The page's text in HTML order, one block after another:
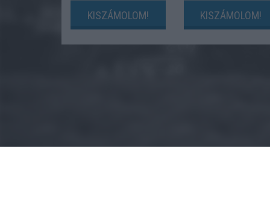
KISZÁMOLOM! KISZÁMOLOM!